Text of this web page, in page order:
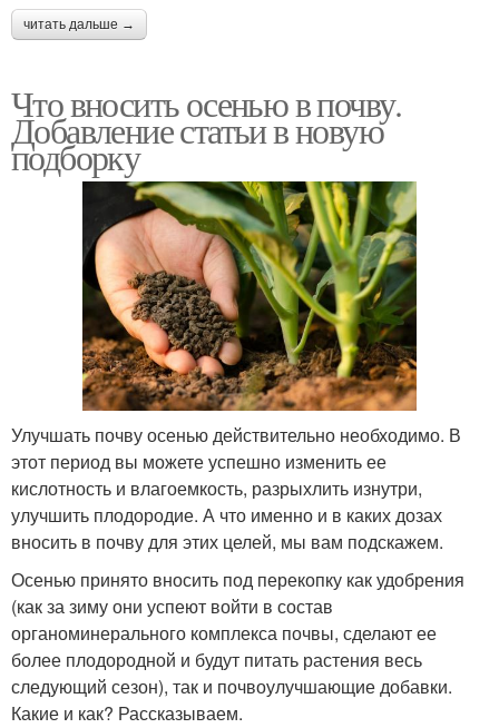
читать дальше →
Что вносить осенью в почву.
Добавление статьи в новую
подборку
Улучшать почву осенью действительно необходимо. В
этот период вы можете успешно изменить ее
кислотность и влагоемкость, разрыхлить изнутри,
улучшить плодородие. А что именно и в каких дозах
вносить в почву для этих целей, мы вам подскажем.
Осенью принято вносить под перекопку как удобрения
(как за зиму они успеют войти в состав
органоминерального комплекса почвы, сделают ее
более плодородной и будут питать растения весь
следующий сезон), так и почвоулучшающие добавки.
Какие и как? Рассказываем.